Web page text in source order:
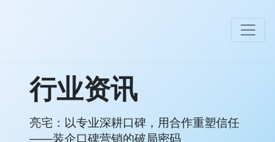
行业资讯
亮宅：以专业深耕口碑，用合作重塑信任
——装企口碑营销的破局密码